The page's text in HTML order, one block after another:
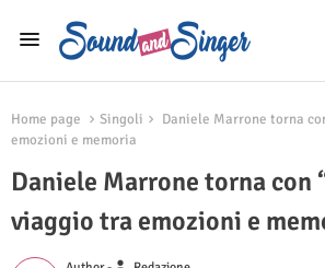
Home page Singoli
Daniele Marrone torna
emozioni e memoria
Daniele Marrone torna con
viaggio tra emozioni e